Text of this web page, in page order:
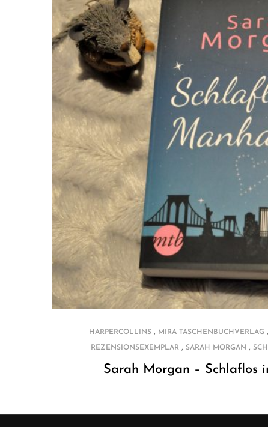
HARPERCOLLINS , MIRA TASCHENBUCHVERLAG ,
REZENSIONSEXEMPLAR , SARAH MORGAN ,
Sarah Morgan – Schlaflos